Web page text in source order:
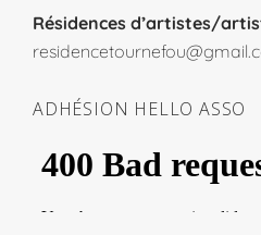
Résidences d’artistes/
ADHÉSION HELLO ASSO